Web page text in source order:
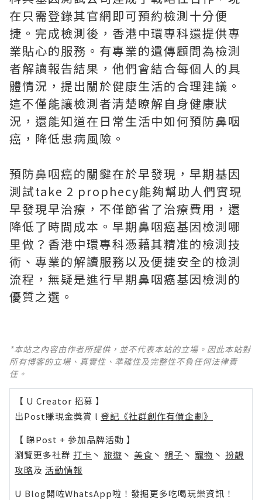
在只需登錄其官網即可預約檢測十分便
捷。完成檢測後，香港中環專科還提供專
業貼心的服務。有專業的遺傳顧問為檢測
者解讀報告結果，他們會結合每個人的具
體情況，提出關於健康生活的合理建議。
這不僅能讓檢測者清楚瞭解自身健康狀
況，還能知道在日常生活中如何預防鼻咽
癌，降低患病風險。
預防鼻咽癌的關鍵在於早發現，早期基因
測試take 2 prophecy能夠幫助人們實現
早發現早治療，不僅節省了治療費用，還
降低了時間成本。早期鼻咽癌基因檢測哪
里做？香港中環專科憑藉其精准的檢測技
術、專業的解讀服務以及便捷安全的檢測
流程，無疑是進行早期鼻咽癌基因檢測的
優質之選。
*本站之內容由作者所提供，並不代表本站的立場。因此本站對
所有博客的立場、真實性、準確性及完整性不負任何法律責
任。
【 U Creator 招募 】
出Post賺現金獎賞 l 登記《社群創作有價企劃》
【 睇Post + 參加品牌活動 】
瀏覽更多社群 打卡 丶 旅遊 丶 美食 丶 親子 丶 寵物 丶 扮靚
攻略及 活動情報
U Blog開咗WhatsApp啦！發掘更多吃喝玩樂資訊！